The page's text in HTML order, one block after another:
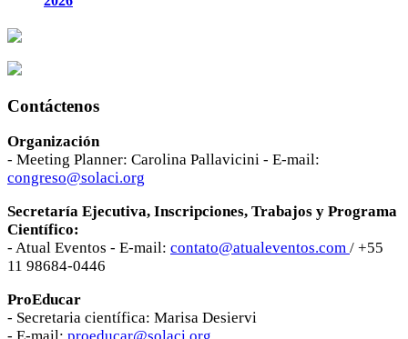
Contáctenos
Organización
- Meeting Planner: Carolina Pallavicini - E-mail:
congreso@solaci.org
Secretaría Ejecutiva, Inscripciones, Trabajos y Programa
Científico:
- Atual Eventos - E-mail: contato@atualeventos.com / +55
11 98684-0446
ProEducar
- Secretaria científica: Marisa Desiervi